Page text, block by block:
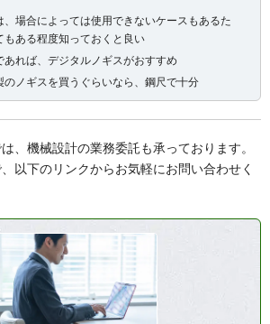
場合によっては使用できないケースもあるた
ある程度知っておくと良い
あれば、デジタルノギスがおすすめ
のノギスを買うぐらいなら、鋼尺で十分
、機械設計の業務委託も承っております。
以下のリンクからお気軽にお問い合わせく